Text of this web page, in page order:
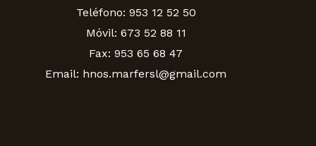
Teléfono: 953 12 52 50
Móvil: 673 52 88 11
Fax: 953 65 68 47
Email: hnos.marfersl@gmail.com